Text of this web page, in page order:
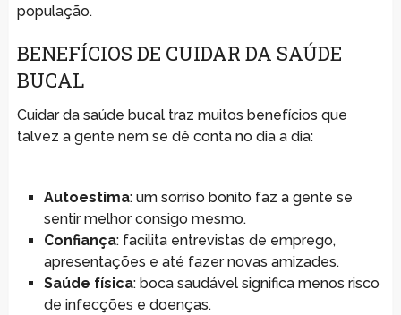
população.
BENEFÍCIOS DE CUIDAR DA SAÚDE
BUCAL
Cuidar da saúde bucal traz muitos benefícios que
talvez a gente nem se dê conta no dia a dia:
Autoestima: um sorriso bonito faz a gente se
sentir melhor consigo mesmo.
Confiança: facilita entrevistas de emprego,
apresentações e até fazer novas amizades.
Saúde física: boca saudável significa menos risco
de infecções e doenças.